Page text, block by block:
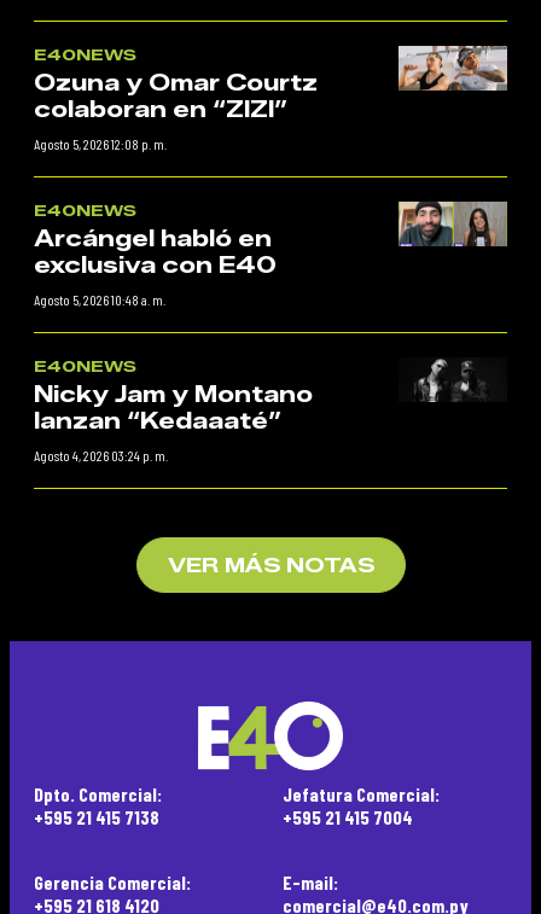
E40NEWS
Ozuna y Omar Courtz
colaboran en “ZIZI”
Agosto 5, 2026 12:08 p. m.
E40NEWS
Arcángel habló en
exclusiva con E40
Agosto 5, 2026 10:48 a. m.
E40NEWS
Nicky Jam y Montano
lanzan “Kedaaaté”
Agosto 4, 2026 03:24 p. m.
VER MÁS NOTAS
Dpto. Comercial:
+595 21 415 7138
Jefatura Comercial:
+595 21 415 7004
Gerencia Comercial:
+595 21 618 4120
E-mail:
comercial@e40.com.py